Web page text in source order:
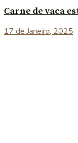
Carne de vaca
17 de Janeiro, 2025